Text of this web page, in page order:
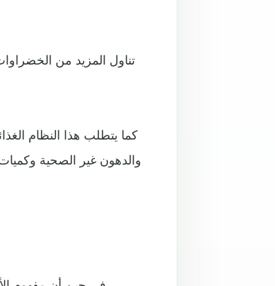
تناول المزيد من
كما يتطلب هذا النظام
والدهون غير الصحية